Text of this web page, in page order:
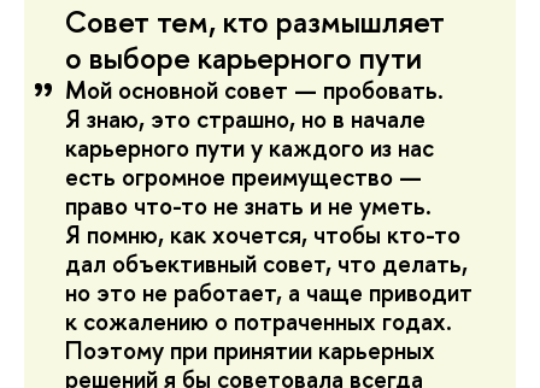
Совет тем, кто размышляет
о выборе карьерного пути
Мой основной совет — пробовать.
Я знаю, это страшно, но в начале
карьерного пути у каждого из нас
есть огромное преимущество —
право что-то не знать и не уметь.
Я помню, как хочется, чтобы кто-то
дал объективный совет, что делать,
но это не работает, а чаще приводит
к сожалению о потраченных годах.
Поэтому при принятии карьерных
решений я бы советовала всегда